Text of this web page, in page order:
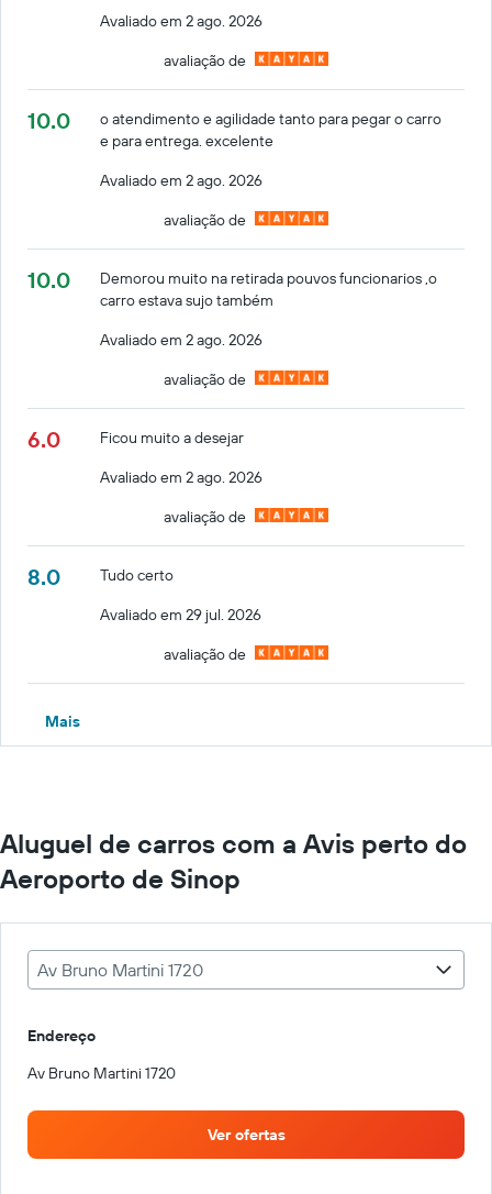
Avaliado em 2 ago. 2026
avaliação de
10.0
o atendimento e agilidade tanto para pegar o carro
e para entrega. excelente
Avaliado em 2 ago. 2026
avaliação de
10.0
Demorou muito na retirada pouvos funcionarios ,o
carro estava sujo também
Avaliado em 2 ago. 2026
avaliação de
6.0
Ficou muito a desejar
Avaliado em 2 ago. 2026
avaliação de
8.0
Tudo certo
Avaliado em 29 jul. 2026
avaliação de
Mais
Aluguel de carros com a Avis perto do
Aeroporto de Sinop
Av Bruno Martini 1720
Endereço
Av Bruno Martini 1720
Ver ofertas